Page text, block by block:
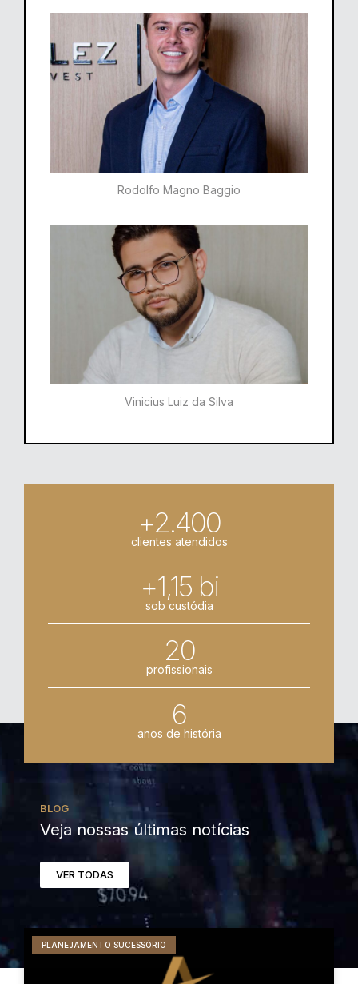
Rodolfo Magno Baggio​​
Vinicius Luiz da Silva
+2.400
clientes atendidos
+1,15 bi
sob custódia
20
profissionais
6
anos de história
BLOG
Veja nossas últimas notícias
VER TODAS
PLANEJAMENTO SUCESSÓRIO